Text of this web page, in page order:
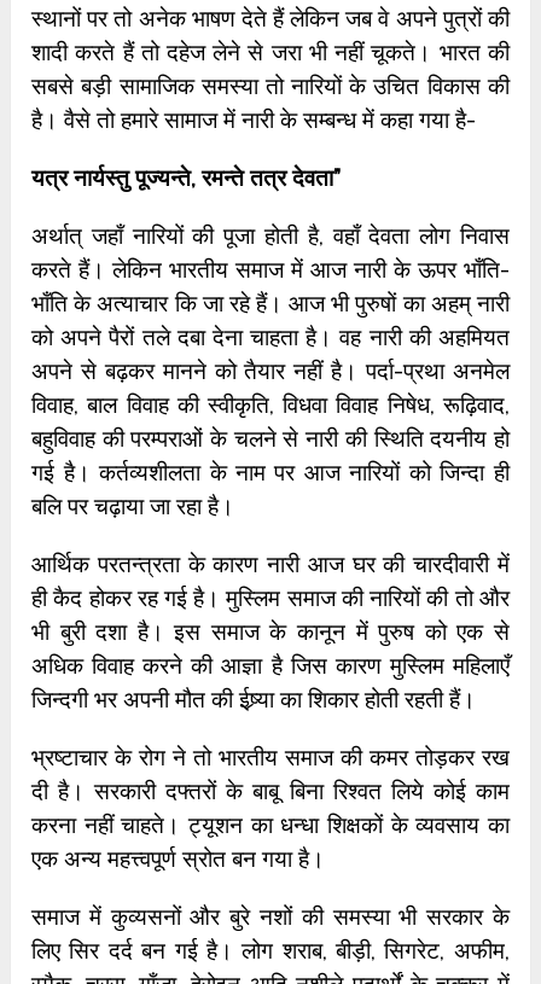
स्थानों पर तो अनेक भाषण देते हैं लेकिन जब वे अपने पुत्रों की
शादी करते हैं तो दहेज लेने से जरा भी नहीं चूकते। भारत की
सबसे बड़ी सामाजिक समस्या तो नारियों के उचित विकास की
है। वैसे तो हमारे सामाज में नारी के सम्बन्ध में कहा गया है-
यत्र नार्यस्तु पूज्यन्ते,रमन्ते तत्र देवता”
अर्थात् जहाँ नारियों की पूजा होती है, वहाँ देवता लोग निवास
करते हैं। लेकिन भारतीय समाज में आज नारी के ऊपर भाँति-
भाँति के अत्याचार कि जा रहे हैं। आज भी पुरुषों का अहम् नारी
को अपने पैरों तले दबा देना चाहता है। वह नारी की अहमियत
अपने से बढ़कर मानने को तैयार नहीं है। पर्दा-प्रथा अनमेल
विवाह, बाल विवाह की स्वीकृति, विधवा विवाह निषेध, रूढ़िवाद,
बहुविवाह की परम्पराओं के चलने से नारी की स्थिति दयनीय हो
गई है। कर्तव्यशीलता के नाम पर आज नारियों को जिन्दा ही
बलि पर चढ़ाया जा रहा है।
आर्थिक परतन्त्रता के कारण नारी आज घर की चारदीवारी में
ही कैद होकर रह गई है। मुस्लिम समाज की नारियों की तो और
भी बुरी दशा है। इस समाज के कानून में पुरुष को एक से
अधिक विवाह करने की आज्ञा है जिस कारण मुस्लिम महिलाएँ
जिन्दगी भर अपनी मौत की ईष्र्या का शिकार होती रहती हैं।
भ्रष्टाचार के रोग ने तो भारतीय समाज की कमर तोड़कर रख
दी है। सरकारी दफ्तरों के बाबू बिना रिश्वत लिये कोई काम
करना नहीं चाहते। ट्यूशन का धन्धा शिक्षकों के व्यवसाय का
एक अन्य महत्त्वपूर्ण स्रोत बन गया है।
समाज में कुव्यसनों और बुरे नशों की समस्या भी सरकार के
लिए सिर दर्द बन गई है। लोग शराब, बीड़ी, सिगरेट, अफीम,